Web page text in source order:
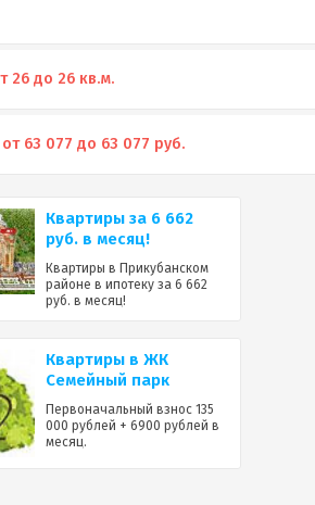
26 до 26 кв.м.
от 63 077 до 63 077 руб.
Квартиры за 6 662
руб. в месяц!
Квартиры в Прикубанском
районе в ипотеку за 6 662
руб. в месяц!
Квартиры в ЖК
Семейный парк
Первоначальный взнос 135
000 рублей + 6900 рублей в
месяц.